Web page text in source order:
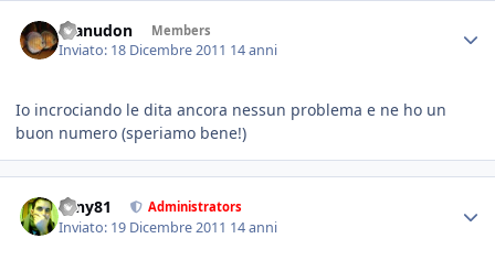
manudon Members
Inviato: 18 Dicembre 2011 14 anni
Io incrociando le dita ancora nessun problema e ne ho un
buon numero (speriamo bene!)
tony81 Administrators
Inviato: 19 Dicembre 2011 14 anni